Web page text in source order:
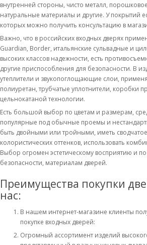
внутренней стороны, чисто металл,
натуральные материалы и другие. У покрытий
которых можно получить консультацию в
Важно, что в российских входных дверях
Guardian, Border, итальянские сульвадные и
высоких классов надежности, есть
другие приспособления для безопасности. В
утеплители и звукопоглощающие слои,
полиуретан, трубчатые уплотнители, коробки
цельнокатаной технологии.
Есть большой выбор по цветам и размерам,
популярные под обычные проемы и
быть двойными или тройными, иметь
колористических оттенков, использовать
Выбор огромен эстетическому восприятию и
безопасности, материалам дверей.
Преимущества покупки
нас:
В нашем интернет-магазине клиенты
покупке входных дверей:
Огромный ассортимент изделий